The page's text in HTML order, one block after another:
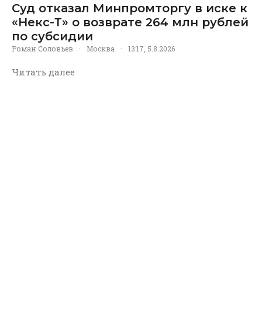
Суд отказал Минпромторгу в иске к
«Некс-Т» о возврате 264 млн рублей
по субсидии
Роман Соловьев · Москва · 13:17, 5.8.2026
Читать далее